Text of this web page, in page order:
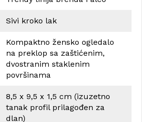
Sivi kroko lak
Kompaktno žensko ogledalo
na preklop sa zaštićenim,
dvostranim staklenim
površinama
8,5 x 9,5 x 1,5 cm (izuzetno
tanak profil prilagođen za
dlan)